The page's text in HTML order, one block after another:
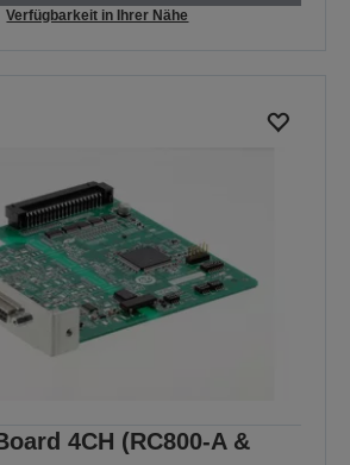
Verfügbarkeit in Ihrer Nähe
4CH (RC800-A &